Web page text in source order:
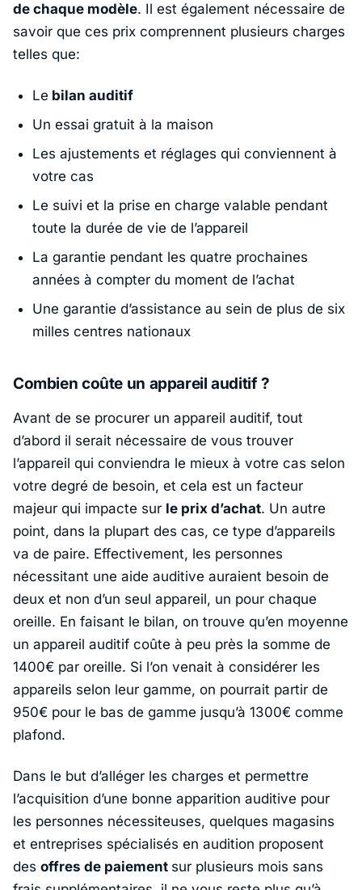
de chaque modèle. Il est également nécessaire de
savoir que ces prix comprennent plusieurs charges
telles que:
Le bilan auditif
Un essai gratuit à la maison
Les ajustements et réglages qui conviennent à
votre cas
Le suivi et la prise en charge valable pendant
toute la durée de vie de l’appareil
La garantie pendant les quatre prochaines
années à compter du moment de l’achat
Une garantie d’assistance au sein de plus de six
milles centres nationaux
Combien coûte un appareil auditif ?
Avant de se procurer un appareil auditif, tout
d’abord il serait nécessaire de vous trouver
l’appareil qui conviendra le mieux à votre cas selon
votre degré de besoin, et cela est un facteur
majeur qui impacte sur le prix d’achat. Un autre
point, dans la plupart des cas, ce type d’appareils
va de paire. Effectivement, les personnes
nécessitant une aide auditive auraient besoin de
deux et non d’un seul appareil, un pour chaque
oreille. En faisant le bilan, on trouve qu’en moyenne
un appareil auditif coûte à peu près la somme de
1400€ par oreille. Si l’on venait à considérer les
appareils selon leur gamme, on pourrait partir de
950€ pour le bas de gamme jusqu’à 1300€ comme
plafond.
Dans le but d’alléger les charges et permettre
l’acquisition d’une bonne apparition auditive pour
les personnes nécessiteuses, quelques magasins
et entreprises spécialisés en audition proposent
des offres de paiement sur plusieurs mois sans